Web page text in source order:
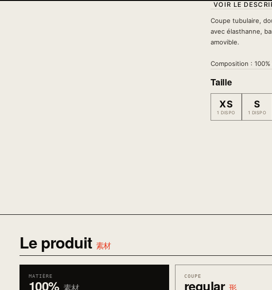
VOIR LE
Coupe tubulaire,
avec élasthanne,
amovible.
Composition :
Taille
XS
1 DISPO
S
1 DISPO
Le produit 素材
MATIÈRE
100%
COUPE
regular